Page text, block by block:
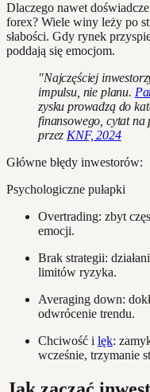
Dlaczego nawet
forex? Wiele winy leży po
słabości. Gdy rynek
poddają się emocjom.
"Najczęściej
impulsu, nie planu.
zysku prowadzą do
finansowego, cytat na
przez KNF, 2024
Główne błędy inwestorów:
Psychologiczne pułapki
Overtrading: zbyt
emocji.
Brak strategii:
limitów ryzyka.
Averaging down:
odwrócenie trendu.
Chciwość i lęk:
wcześnie, trzymanie